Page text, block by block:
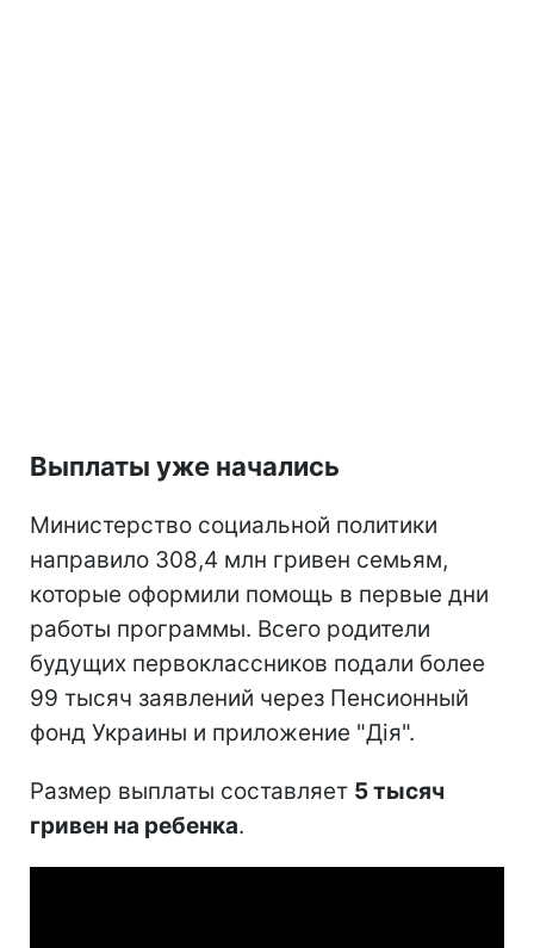
Выплаты уже начались
Министерство социальной политики
направило 308,4 млн гривен семьям,
которые оформили помощь в первые дни
работы программы. Всего родители
будущих первоклассников подали более
99 тысяч заявлений через Пенсионный
фонд Украины и приложение "Дія".
Размер выплаты составляет 5 тысяч
гривен на ребенка.